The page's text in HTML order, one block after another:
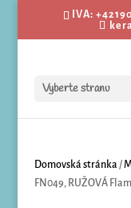
IVA:
Vyberte stranu
Domovská stránka /
FN049, RUŽOVÁ